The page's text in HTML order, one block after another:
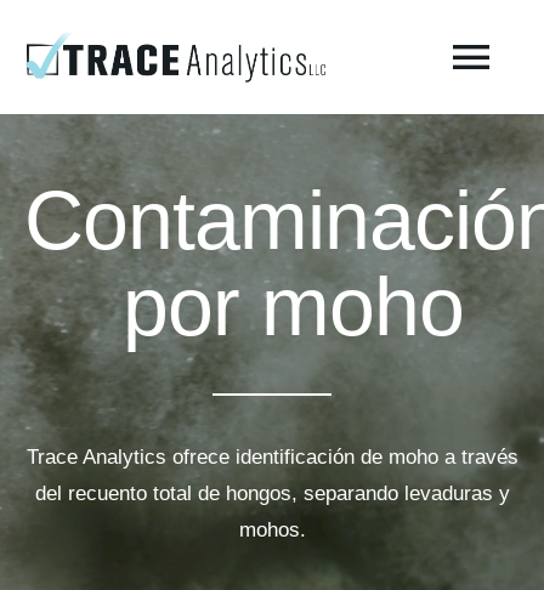
Acerca del laboratorio – Trace Analytics
Prueba de aire respirable comprimido
Pruebas de aire comprimido ISO 8573-1 / Fabricación
Pruebas ambientales
por moho
Trace Analytics ofrece identificación de moho a través
del recuento total de hongos, separando levaduras y
mohos.